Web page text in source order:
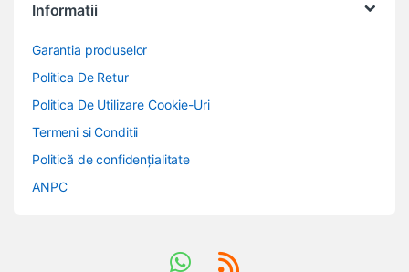
Informatii
Garantia produselor
Politica De Retur
Politica De Utilizare Cookie-Uri
Termeni si Conditii
Politică de confidențialitate
ANPC